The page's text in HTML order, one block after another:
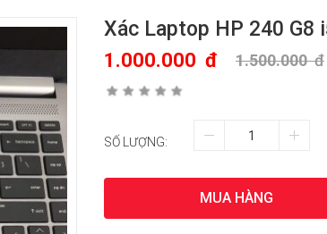
Xác Laptop HP 240 G8
1.000.000 đ 1.500.000đ
SỐ LƯỢNG:
MUA HÀNG